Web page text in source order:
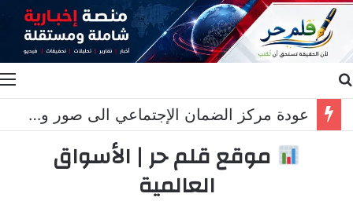
عودة مركز الضمان الإجتماعي الى صور وخريس المناطق التجريبية مزحة
موقع قلم حر | الأسواق
العالمية